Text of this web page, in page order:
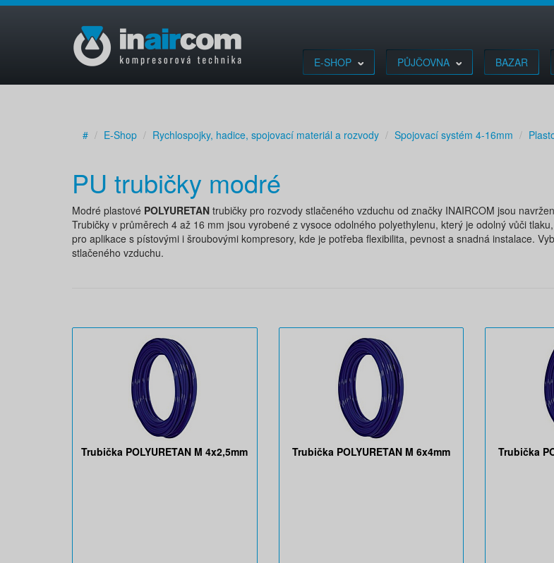
E-SHOP PŮJČOVNA BAZAR
# E-Shop Rychlospojky, hadice, spojovací materiál a rozvody Spojovací systém 4-16mm
PU trubičky modré
Modré plastové POLYURETAN trubičky pro rozvody stlačeného vzduchu od značky INAIRCOM jsou
Trubičky v průměrech 4 až 16 mm jsou vyrobené z vysoce odolného polyethylenu, který je odolný vůči
pro aplikace s pístovými i šroubovými kompresory, kde je potřeba flexibilita, pevnost a snadná instalace.
stlačeného vzduchu.
Trubička POLYURETAN M 4x2,5mm Trubička POLYURETAN M 6x4mm Trubička